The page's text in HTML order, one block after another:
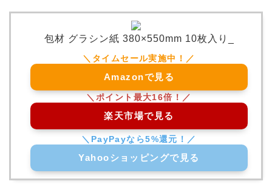
包材 グラシン紙 380×550mm 10枚入り_
Amazonで見る
楽天市場で見る
Yahooショッピングで見る